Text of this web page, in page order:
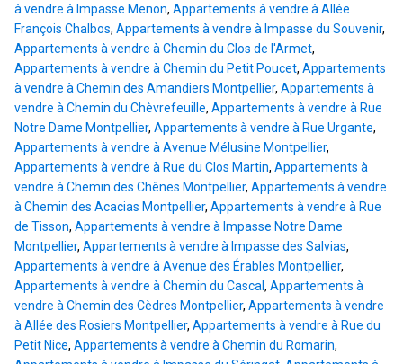
à vendre à Impasse Menon, Appartements à vendre à Allée
François Chalbos, Appartements à vendre à Impasse du Souvenir,
Appartements à vendre à Chemin du Clos de l'Armet,
Appartements à vendre à Chemin du Petit Poucet, Appartements
à vendre à Chemin des Amandiers Montpellier, Appartements à
vendre à Chemin du Chèvrefeuille, Appartements à vendre à Rue
Notre Dame Montpellier, Appartements à vendre à Rue Urgante,
Appartements à vendre à Avenue Mélusine Montpellier,
Appartements à vendre à Rue du Clos Martin, Appartements à
vendre à Chemin des Chênes Montpellier, Appartements à vendre
à Chemin des Acacias Montpellier, Appartements à vendre à Rue
de Tisson, Appartements à vendre à Impasse Notre Dame
Montpellier, Appartements à vendre à Impasse des Salvias,
Appartements à vendre à Avenue des Érables Montpellier,
Appartements à vendre à Chemin du Cascal, Appartements à
vendre à Chemin des Cèdres Montpellier, Appartements à vendre
à Allée des Rosiers Montpellier, Appartements à vendre à Rue du
Petit Nice, Appartements à vendre à Chemin du Romarin,